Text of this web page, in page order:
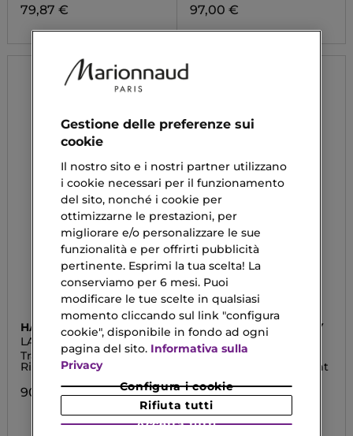
79,87 € 97,00 €
HAIR RITUEL BY SISLEY
LA GELÉE SOIN DES
BOUCLES
Trattamento Gel Capelli
Ricci
90,00 €
HAIR RITUEL BY SISLEY
HAIR RITUEL
Soin Lavant
Antipelliculaire Apaisant
senza solfati
84,00 €
Gestione delle preferenze sui
cookie
Il nostro sito e i nostri partner utilizzano
i cookie necessari per il funzionamento
del sito, nonché i cookie per
ottimizzarne le prestazioni, per
migliorare e/o personalizzare le sue
funzionalità e per offrirti pubblicità
pertinente. Esprimi la tua scelta! La
conserviamo per 6 mesi. Puoi
modificare le tue scelte in qualsiasi
momento cliccando sul link "configura
cookie", disponibile in fondo ad ogni
pagina del sito. Informativa sulla
Privacy
Configura i cookie
Rifiuta tutti
Accetta tutti